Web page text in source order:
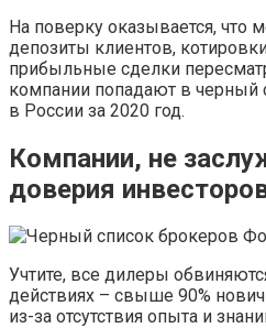
На поверку оказывается,
депозиты клиентов,
прибыльные сделки
компании попадают в черный
в России за 2020 год.
Компании, не
доверия
Учтите, все дилеры
действиях – свыше 90%
из-за отсутствия опыта и